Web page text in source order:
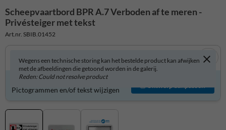
Scheepvaartbord BPR A.7 Verboden af te meren -
Privésteiger met tekst
Art.nr. SBIB.01452
Wegens een technische storing kan het bestelde product kan afwijken
met de afbeeldingen die getoond worden in de galerij.
Reden: Could not resolve product
Scheepvaartbord zelf aanpassen?
Pictogrammen en/of tekst wijzigen
Ontwerp aanpassen